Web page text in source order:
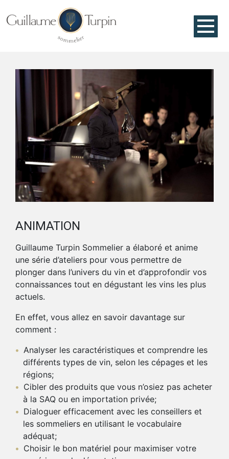
ANIMATION
Guillaume Turpin Sommelier a élaboré et anime
une série d’ateliers pour vous permettre de
plonger dans l’univers du vin et d’approfondir vos
connaissances tout en dégustant les vins les plus
actuels.
En effet, vous allez en savoir davantage sur
comment :
Analyser les caractéristiques et comprendre les
différents types de vin, selon les cépages et les
régions;
Cibler des produits que vous n’osiez pas acheter
à la SAQ ou en importation privée;
Dialoguer efficacement avec les conseillers et
les sommeliers en utilisant le vocabulaire
adéquat;
Choisir le bon matériel pour maximiser votre